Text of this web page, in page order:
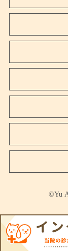
©Yu